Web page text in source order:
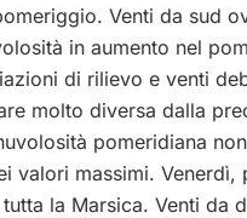
Venti da sud
in aumento nel
di rilievo e venti
molto diversa dalla
pomeridiana
valori massimi. Venerdì,
la Marsica. Venti da